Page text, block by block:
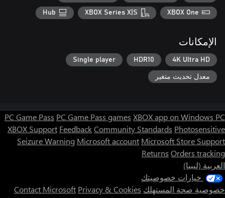
XBOX One
XBOX Series X|S
Hub
الإمكانات
4K Ultra HD
HDR10
Single player
معدل تحديث متغير
PC Game Pass PC Game Pass games XBOX app on Windows PC
XBOX Support FeedbackCommunity Standards Photosensitive
Seizure Warning Microsoft account Microsoft Store Support
Returns Orders tracking
العربية (ليبيا)
خيارات خصوصيتك
خصوصية صحة المستهلك
Contact Microsoft Privacy & Cookies